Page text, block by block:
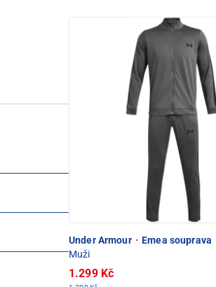
Under Armour · Emea souprava
Muži
1.299 Kč